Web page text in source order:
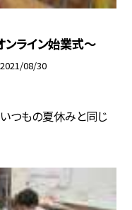
ンライン始業式〜
2021/08/30
いつもの夏休みと同じ